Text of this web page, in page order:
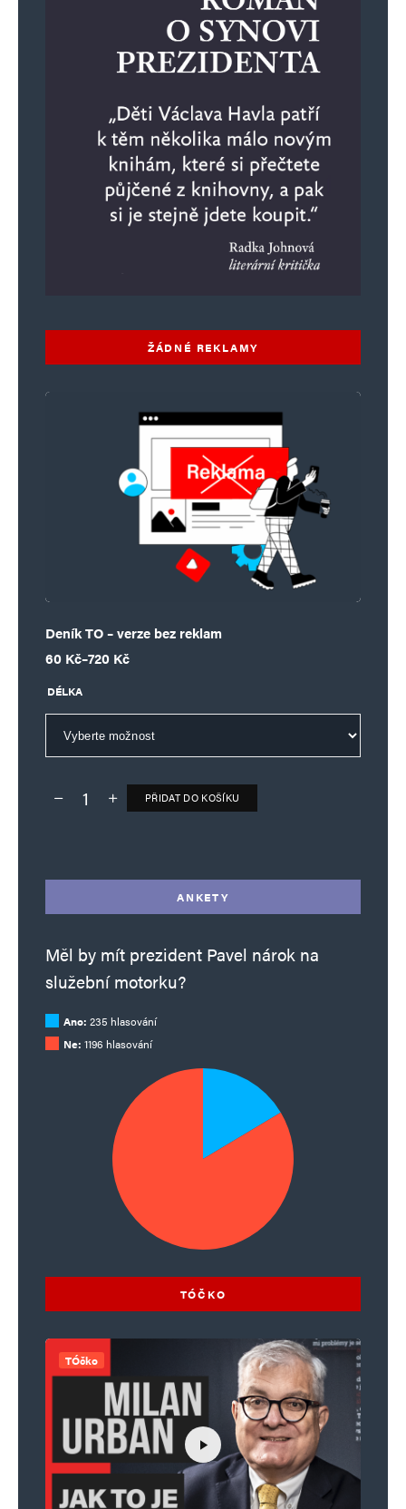
ŽÁDNÉ REKLAMY
Deník TO – verze bez reklam
60 Kč–720 Kč
Rozpětí cen: 60 Kč až 720 Kč
DÉLKA
Deník TO – verze bez reklam množství
PŘIDAT DO KOŠÍKU
ANKETY
Měl by mít prezident Pavel nárok na
služební motorku?
Ano: 235 hlasování
Ne: 1196 hlasování
TÓČKO
TÓčko